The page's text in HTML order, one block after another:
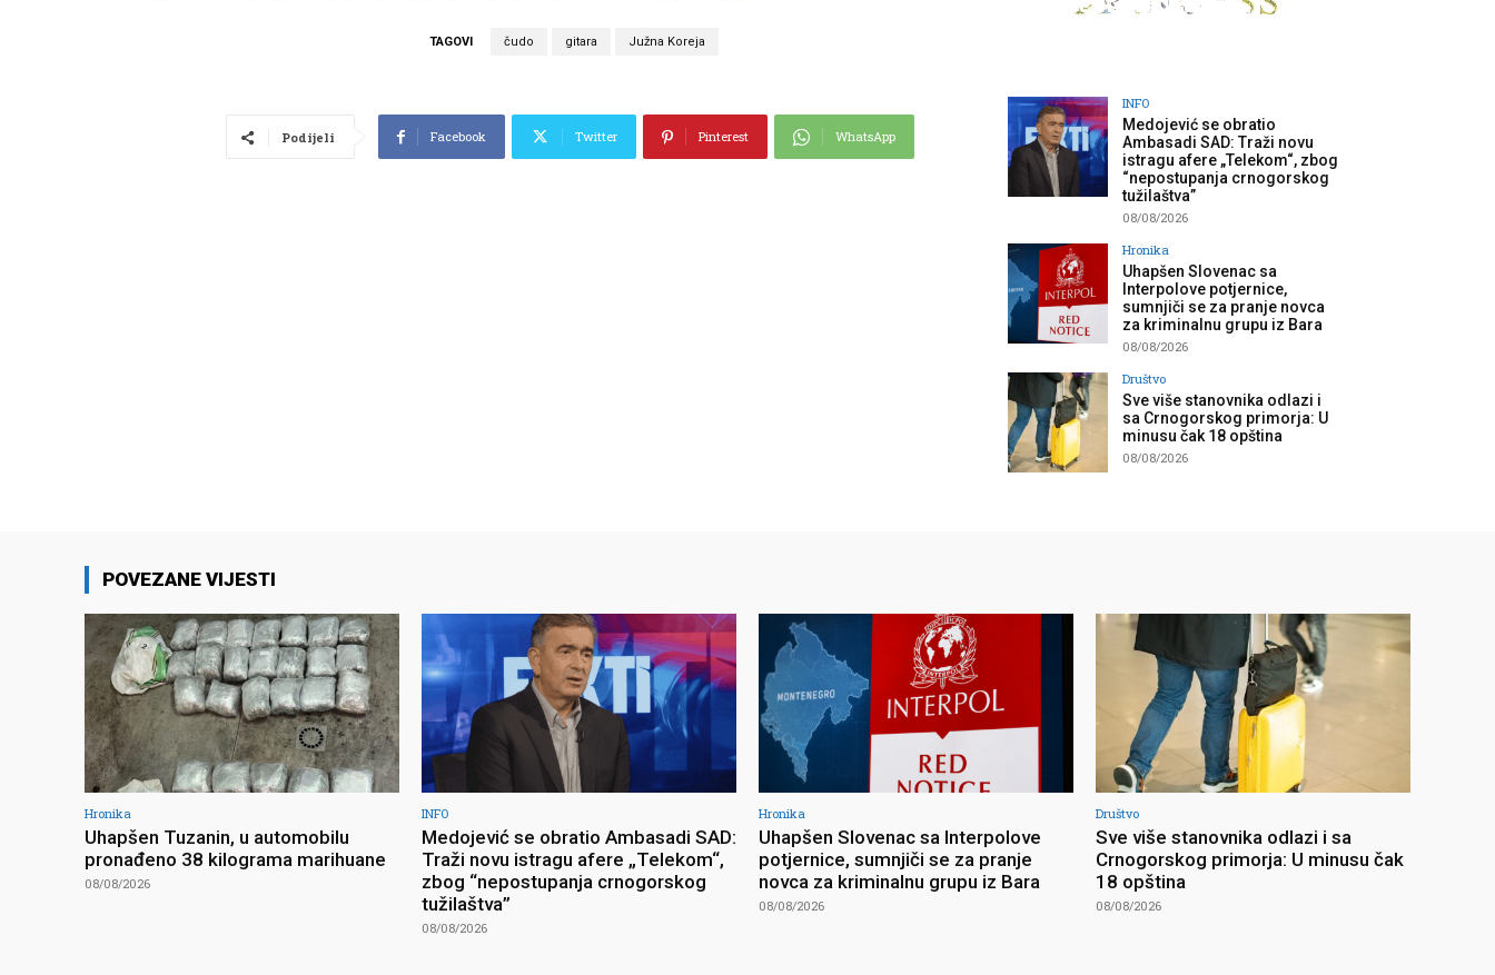
TAGOVI čudo gitara Južna Koreja
Podijeli Facebook Twitter Pinterest WhatsApp
INFO
Medojević se obratio
Ambasadi SAD: Traži novu
istragu afere „Telekom“, zbog
“nepostupanja crnogorskog
tužilaštva”
08/08/2026
Hronika
Uhapšen Slovenac sa
Interpolove potjernice,
sumnjiči se za pranje novca
za kriminalnu grupu iz Bara
08/08/2026
Društvo
Sve više stanovnika odlazi i
sa Crnogorskog primorja: U
minusu čak 18 opština
08/08/2026
POVEZANE VIJESTI
Hronika
Uhapšen Tuzanin, u automobilu
pronađeno 38 kilograma marihuane
08/08/2026
INFO
Medojević se obratio Ambasadi SAD:
Traži novu istragu afere „Telekom“,
zbog “nepostupanja crnogorskog
tužilaštva”
08/08/2026
Hronika
Uhapšen Slovenac sa Interpolove
potjernice, sumnjiči se za pranje
novca za kriminalnu grupu iz Bara
08/08/2026
Društvo
Sve više stanovnika odlazi i sa
Crnogorskog primorja: U minusu čak
18 opština
08/08/2026